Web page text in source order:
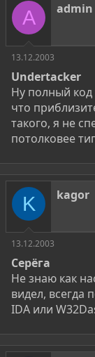
A admin
13.12.2003
Undertacker
Ну полный код
что
такого, я не
потолковее
K kagor
13.12.2003
Серёга
Не знаю как
видел, всегда
IDA или